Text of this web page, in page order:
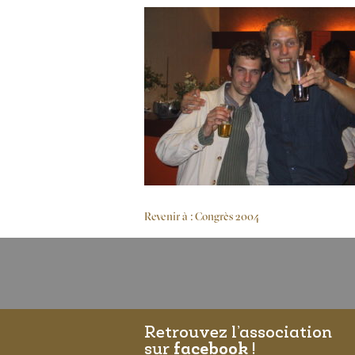
Revenir à : Congrès 2004
Retrouvez l’association
sur facebook !